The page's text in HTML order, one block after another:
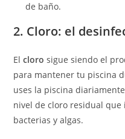
de baño.
2. Cloro: el
Elcloro sigue siendo el
para mantener tu piscina
uses la piscina
nivel de cloro residual
bacterias y algas.